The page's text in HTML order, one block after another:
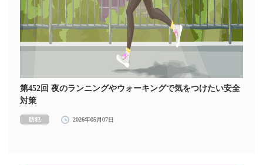
第452回 夜のランニングやウォーキングで気をつけたい安全
対策
防犯 2026年05月07日